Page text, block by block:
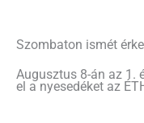
Szombaton ismét
Augusztus 8-án az 1.
el a nyesedéket az